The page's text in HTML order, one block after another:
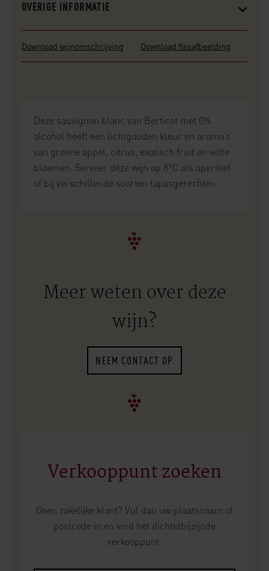
OVERIGE INFORMATIE
Download wijnomschrijving Download flesafbeelding
Deze sauvignon blanc van Berticot met 0%
alcohol heeft een lichtgouden kleur en aroma’s
van groene appel, citrus, exotisch fruit en witte
bloemen. Serveer deze wijn op 8°C als aperitief
of bij verschillende soorten tapasgerechten.
Meer weten over deze
wijn?
NEEM CONTACT OP
Verkooppunt zoeken
Geen zakelijke klant? Vul dan uw plaatsnaam of
postcode in en vind het dichtstbijzijnde
verkooppunt.